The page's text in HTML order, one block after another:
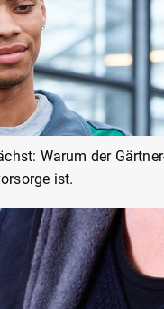
Warum der
ist.